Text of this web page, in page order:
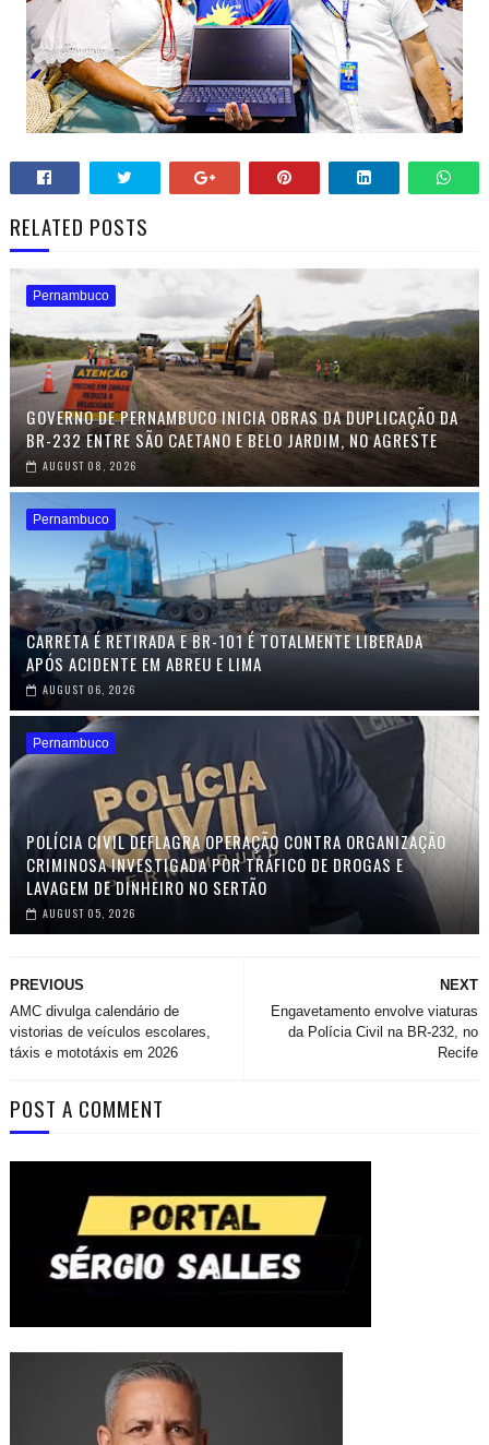
RELATED POSTS
Pernambuco
GOVERNO DE PERNAMBUCO INICIA OBRAS DA DUPLICAÇÃO DA
BR-232 ENTRE SÃO CAETANO E BELO JARDIM, NO AGRESTE
AUGUST 08, 2026
Pernambuco
CARRETA É RETIRADA E BR-101 É TOTALMENTE LIBERADA
APÓS ACIDENTE EM ABREU E LIMA
AUGUST 06, 2026
Pernambuco
POLÍCIA CIVIL DEFLAGRA OPERAÇÃO CONTRA ORGANIZAÇÃO
CRIMINOSA INVESTIGADA POR TRÁFICO DE DROGAS E
LAVAGEM DE DINHEIRO NO SERTÃO
AUGUST 05, 2026
NEXT
Engavetamento envolve viaturas
da Polícia Civil na BR-232, no
Recife
PREVIOUS
AMC divulga calendário de
vistorias de veículos escolares,
táxis e mototáxis em 2026
POST A COMMENT